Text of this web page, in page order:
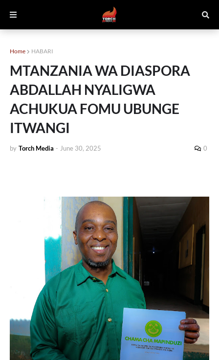
Home HABARI
MTANZANIA WA DIASPORA
ABDALLAH NYALIGWA
ACHUKUA FOMU UBUNGE
ITWANGI
by Torch Media - June 30, 2025 0